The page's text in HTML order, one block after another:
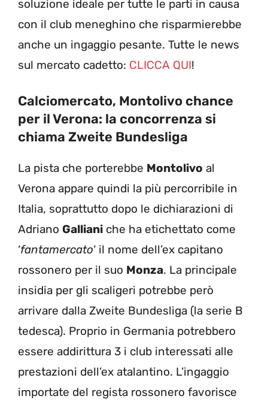
soluzione ideale per tutte le parti in causa
con il club meneghino che risparmierebbe
anche un ingaggio pesante. Tutte le news
sul mercato cadetto: CLICCA QUI!
Calciomercato, Montolivo chance
per il Verona: la concorrenza si
chiama Zweite Bundesliga
La pista che porterebbe Montolivo al
Verona appare quindi la più percorribile in
Italia, soprattutto dopo le dichiarazioni di
Adriano Galliani che ha etichettato come
‘fantamercato‘ il nome dell’ex capitano
rossonero per il suo Monza. La principale
insidia per gli scaligeri potrebbe però
arrivare dalla Zweite Bundesliga (la serie B
tedesca). Proprio in Germania potrebbero
essere addirittura 3 i club interessati alle
prestazioni dell’ex atalantino. L’ingaggio
importate del regista rossonero favorisce